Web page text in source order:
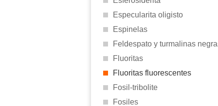
Especularita oligisto
Espinelas
Feldespato y turmalinas
Fluoritas
Fluoritas fluorescentes
Fosil-tribolite
Fosiles